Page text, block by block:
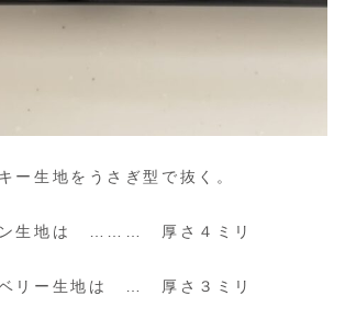
ー生地をうさぎ型で抜く。
ン生地は ……… 厚さ４ミリ
ベリー生地は … 厚さ３ミリ